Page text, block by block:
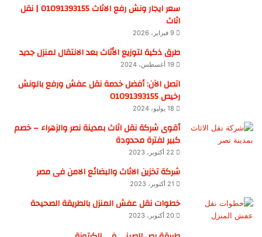
سعر ايجار ونش رفع الاثاث 01091393155 | نقل
اثاث
9 فبراير، 2026
طرق ذكية لتوزيع الأثاث بعد الانتقال لمنزل جديد
19 أغسطس، 2024
اتصل الآن: أفضل خدمة نقل عفش ورفع بالونش
رخيص 01091393155
18 يوليو، 2024
أقوى شركة نقل اثاث بمدينة نصر والزهراء – خصم
كبير لفترة محدودة
22 أكتوبر، 2023
شركة تخزين الاثاث والبضائع الامن فى مصر
21 أكتوبر، 2023
خطوات نقل عفش المنزل بالطريقة الصحيحة
20 أكتوبر، 2023